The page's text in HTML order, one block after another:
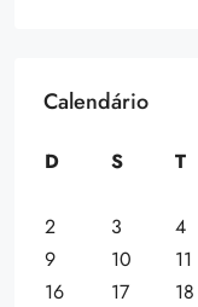
Calendário
D S T
2
3 4
9
10 11
16
17 18